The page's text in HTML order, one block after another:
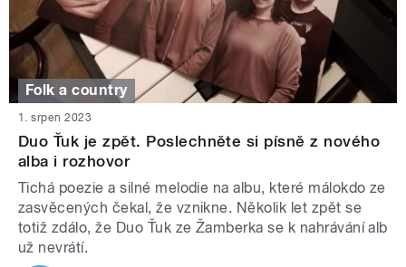
Folk a country
1. srpen 2023
Duo Ťuk je zpět. Poslechněte si písně z nového
alba i rozhovor
Tichá poezie a silné melodie na albu, které málokdo ze
zasvěcených čekal, že vznikne. Několik let zpět se
totiž zdálo, že Duo Ťuk ze Žamberka se k nahrávání alb
už nevrátí.